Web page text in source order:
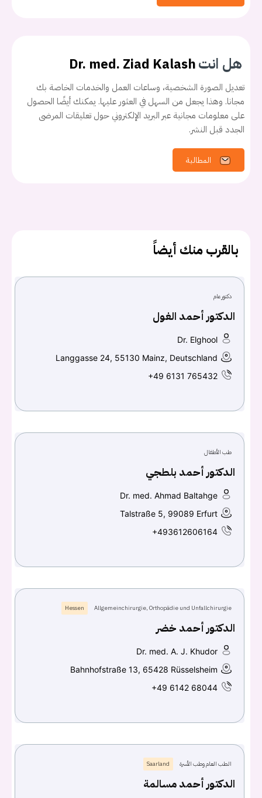
يجب عليك تسجيل الدخول حتى يمكنك طرح سؤال.
كلمه السر هل نسيت كلمة السر؟
Don't have an account?
Facebook
هل انتDr. med. Ziad Kalash
تعديل الصورة الشخصية، وساعات العمل والخدمات الخاصة بك
مجانا. وهذا يجعل من السهل في العثور عليها. يمكنك أيضًا الحصول
على معلومات مجانية عبر البريد الإلكتروني حول تعليقات المرضى
الجدد قبل النشر.
المطالبة
بالقرب منك أيضاً
دكتور عام
الدكتور أحمد الغول
Dr. Elghool
Langgasse 24, 55130 Mainz, Deutschland
+49 6131 765432
طب الأطفال
الدكتور أحمد بلطجي
Dr. med. Ahmad Baltahge
Talstraße 5, 99089 Erfurt
+493612606164
Allgemeinchirurgie, Orthopädie und Unfallchirurgie
Hessen
الدكتور أحمد خضر
Dr. med. A. J. Khudor
Bahnhofstraße 13, 65428 Rüsselsheim
+49 6142 68044
الطب العام وطب الأسرة Saarland
الدكتور أحمد مسالمة